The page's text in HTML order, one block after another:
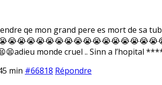
qe mon grand pere es mort de
monde cruel .. Sinn a l’hopital
min #66818 Répondre